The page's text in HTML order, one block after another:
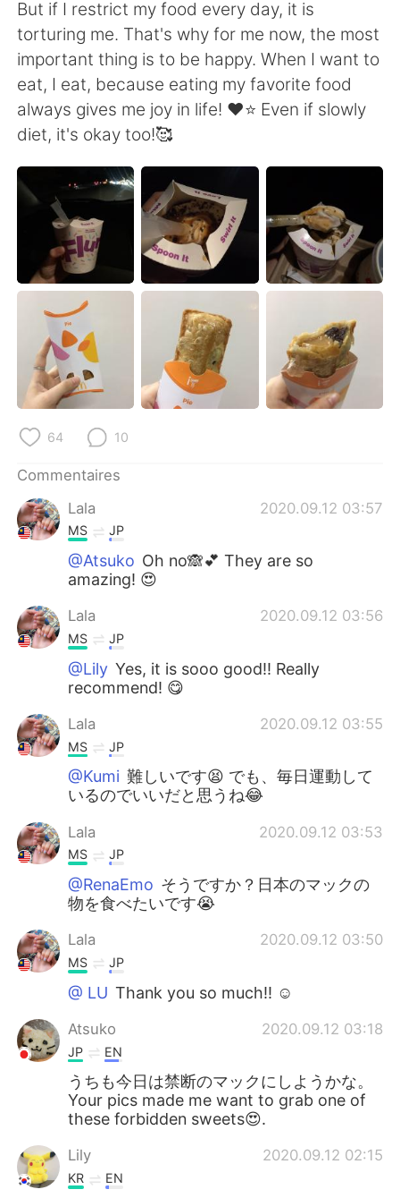
But if I restrict my food every day, it is
torturing me. That's why for me now, the most
important thing is to be happy. When I want to
eat, I eat, because eating my favorite food
always gives me joy in life! ❤️⭐️ Even if slowly
diet, it's okay too!🥰
64 10
Commentaires
Lala
2020.09.12 03:57
MS JP
@Atsuko Oh no🙈💕 They are so
amazing! 😍
Lala 2020.09.12 03:56
MS JP
@Lily Yes, it is sooo good!! Really
recommend! 😋
Lala 2020.09.12 03:55
MS JP
@Kumi 難しいです😫 でも、毎日運動して
いるのでいいだと思うね😂
Lala 2020.09.12 03:53
MS JP
@RenaEmo そうですか？日本のマックの
物を食べたいです😭
Lala 2020.09.12 03:50
MS JP
@ LU Thank you so much!! ☺️
Atsuko 2020.09.12 03:18
JP EN
うちも今日は禁断のマックにしようかな。
Your pics made me want to grab one of
these forbidden sweets😍.
Lily 2020.09.12 02:15
KR EN